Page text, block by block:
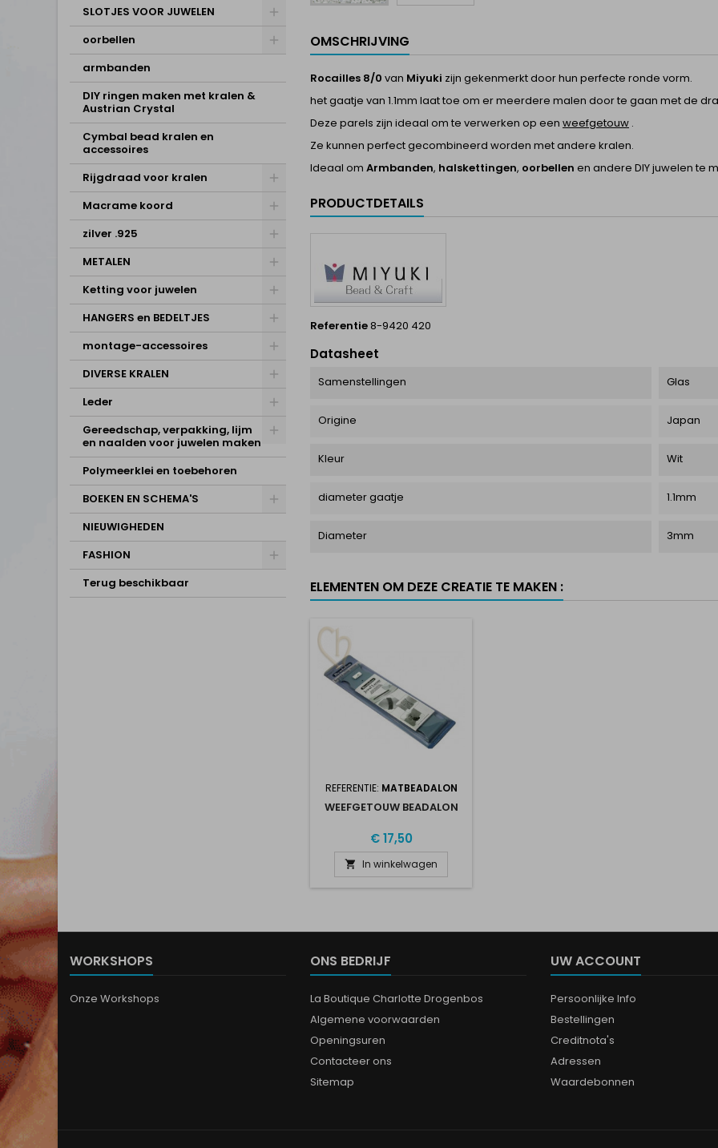
SLOTJES VOOR JUWELEN
oorbellen
armbanden
DIY ringen maken met kralen &
Austrian Crystal
Cymbal bead kralen en
accessoires
Rijgdraad voor kralen
Macrame koord
zilver .925
METALEN
Ketting voor juwelen
HANGERS en BEDELTJES
montage-accessoires
DIVERSE KRALEN
Leder
Gereedschap, verpakking, lijm
en naalden voor juwelen maken
Polymeerklei en toebehoren
BOEKEN EN SCHEMA'S
NIEUWIGHEDEN
FASHION
Terug beschikbaar
OMSCHRIJVING
Rocailles 8/0 van Miyuki zijn gekenmerkt door hun perfecte ronde vorm.
het gaatje van 1.1mm laat toe om er meerdere malen door te gaan met de
Deze parels zijn ideaal om te verwerken op een weefgetouw .
Ze kunnen perfect gecombineerd worden met andere kralen.
Ideaal om Armbanden, halskettingen, oorbellen en andere DIY juwelen te
PRODUCTDETAILS
Referentie8-9420 420
Datasheet
Samenstellingen Glas
Origine Japan
Kleur Wit
diameter gaatje 1.1mm
Diameter 3mm
ELEMENTEN OM DEZE CREATIE TE MAKEN :
REFERENTIE: MATBEADALON
WEEFGETOUW BEADALON
€ 17,50
 In winkelwagen
WORKSHOPS
Onze Workshops
ONS BEDRIJF
La Boutique Charlotte Drogenbos
Algemene voorwaarden
Openingsuren
Contacteer ons
Sitemap
UW ACCOUNT
Persoonlijke Info
Bestellingen
Creditnota's
Adressen
Waardebonnen